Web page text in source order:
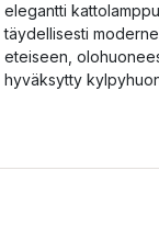
elegantti
täydellisesti
eteiseen,
hyväksytty